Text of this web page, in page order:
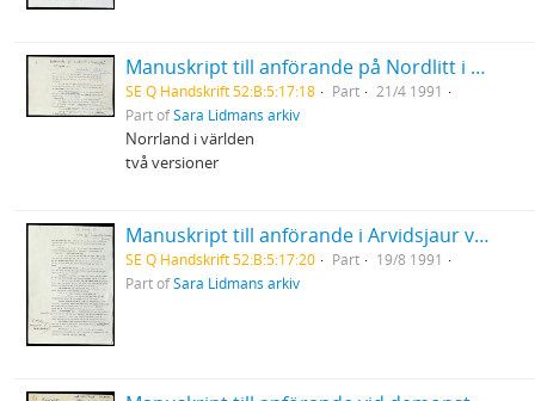
Manuskript till anförande på Nordlitt i Skellefteå
SE Q Handskrift 52:B:5:17:18 Part
21/4 1991
Part ofSara Lidmans arkiv
Norrland i världen
två versioner
Manuskript till anförande i Arvidsjaur vid gala för Inlandsbanan
SE Q Handskrift 52:B:5:17:20 Part
19/8 1991
Part ofSara Lidmans arkiv